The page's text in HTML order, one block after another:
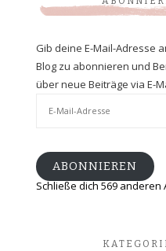
Gib deine E-Mail-Adresse
Blog zu abonnieren und
über neue Beiträge via E-
ABONNIEREN
Schließe dich 569